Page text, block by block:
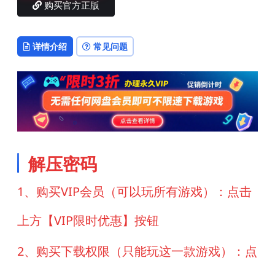
购买官方正版
详情介绍 常见问题
解压密码
1、购买VIP会员（可以玩所有游戏）：点击
上方【VIP限时优惠】按钮
2、购买下载权限（只能玩这一款游戏）：点